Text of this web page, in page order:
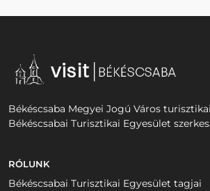
Békéscsaba Megyei Jogú Város
Békéscsabai Turisztikai Egyesület
RÓLUNK
Békéscsabai Turisztikai Egyesület tagjai